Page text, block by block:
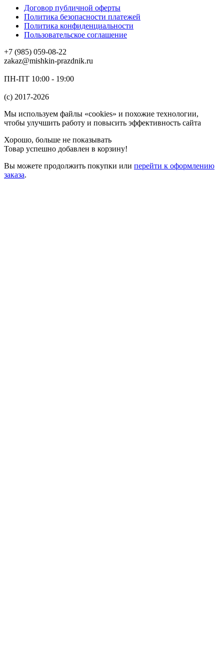
Договор публичной оферты
Политика безопасности платежей
Политика конфиденциальности
Пользовательское соглашение
+7 (985) 059-08-22
zakaz@mishkin-prazdnik.ru
ПН-ПТ 10:00 - 19:00
(c) 2017-2026
Мы используем файлы «cookies» и похожие технологии,
чтобы улучшить работу и повысить эффективность сайта
Хорошо, больше не показывать
Товар успешно добавлен в корзину!
Вы можете продолжить покупки или перейти к оформлению
заказа.